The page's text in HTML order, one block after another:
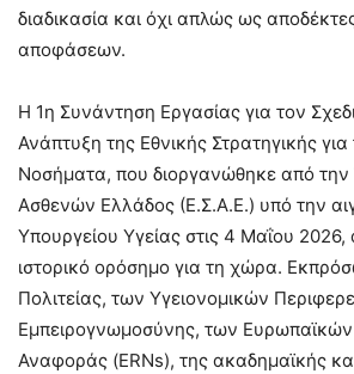
διαδικασία και όχι απλώς ως
αποφάσεων.
Η 1η Συνάντηση Εργασίας για τον
Ανάπτυξη της Εθνικής Στρατηγικής
Νοσήματα, που διοργανώθηκε από
Ασθενών Ελλάδος (Ε.Σ.Α.Ε.) υπό την
Υπουργείου Υγείας στις 4 Μαΐου 2026,
ιστορικό ορόσημο για τη χώρα.
Πολιτείας, των Υγειονομικών
Εμπειρογνωμοσύνης, των
Αναφοράς (ERNs), της ακαδημαϊκής